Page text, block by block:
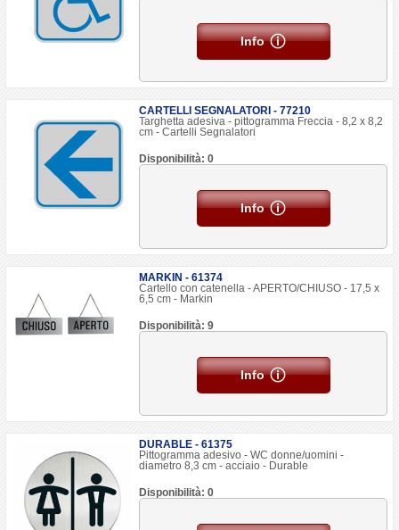
Info
CARTELLI SEGNALATORI - 77210
Targhetta adesiva - pittogramma Freccia - 8,2 x 8,2
cm - Cartelli Segnalatori
Disponibilità: 0
Info
MARKIN - 61374
Cartello con catenella - APERTO/CHIUSO - 17,5 x
6,5 cm - Markin
Disponibilità: 9
Info
DURABLE - 61375
Pittogramma adesivo - WC donne/uomini -
diametro 8,3 cm - acciaio - Durable
Disponibilità: 0